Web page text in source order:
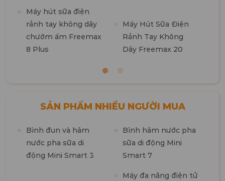
Máy hút sữa điện
rảnh tay không dây
chườm ấm Freemax
8 Plus
Máy Hút Sữa Điện
Rảnh Tay Không
Dây Freemax 20
SẢN PHẨM NHIỀU NGƯỜI MUA
Bình đun và hâm
nước pha sữa di
động Mini Smart 3
Bình hâm nước pha
sữa di động Mini
Smart 7
Máy đa năng điện tử